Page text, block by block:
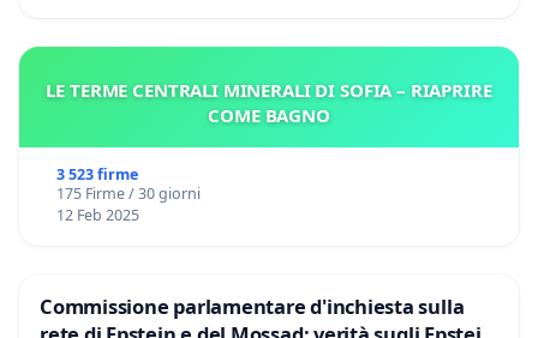
LE TERME CENTRALI MINERALI DI SOFIA – RIAPRIRE
COME BAGNO
3 523 firme
175 Firme / 30 giorni
12 Feb 2025
Commissione parlamentare d'inchiesta sulla